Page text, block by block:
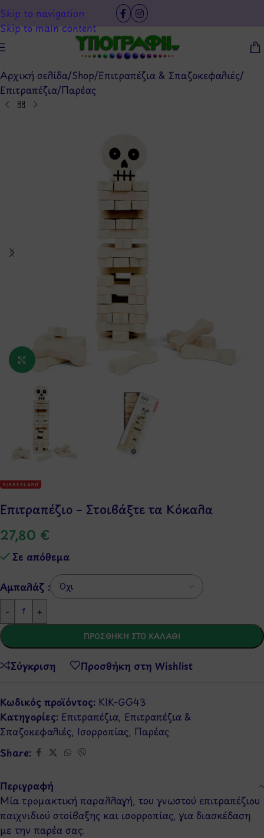
Skip to navigation
Skip to main content
Αρχική σελίδα/Shop/Επιτραπέζια & Σπαζοκεφαλιές/
Επιτραπέζια/Παρέας
Κάντε κλικ για μεγέθυνση
Επιτραπέζιο – Στοιβάξτε τα Κόκαλα
27,80 €
Σε απόθεμα
Αμπαλάζ :
-
+
ΠΡΟΣΘΉΚΗ ΣΤΟ ΚΑΛΆΘΙ
Σύγκριση Προσθήκη στη Wishlist
Κωδικός προϊόντος: KIK-GG43
Κατηγορίες: Επιτραπέζια, Επιτραπέζια &
Σπαζοκεφαλιές, Ισορροπίας, Παρέας
Share:
Περιγραφή
Μία τρομακτική παραλλαγή, του γνωστού επιτραπέζιου
παιχνιδιού στοίβαξης και ισορροπίας, για διασκέδαση
με την παρέα σας.